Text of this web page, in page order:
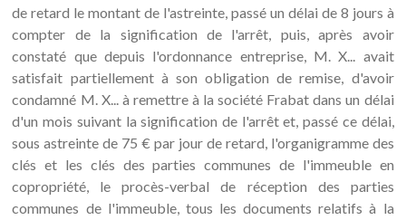
de retard le montant de l'astreinte, passé un délai de 8 jours à
compter de la signification de l'arrêt, puis, après avoir
constaté que depuis l'ordonnance entreprise, M. X... avait
satisfait partiellement à son obligation de remise, d'avoir
condamné M. X... à remettre à la société Frabat dans un délai
d'un mois suivant la signification de l'arrêt et, passé ce délai,
sous astreinte de 75 € par jour de retard, l'organigramme des
clés et les clés des parties communes de l'immeuble en
copropriété, le procès-verbal de réception des parties
communes de l'immeuble, tous les documents relatifs à la